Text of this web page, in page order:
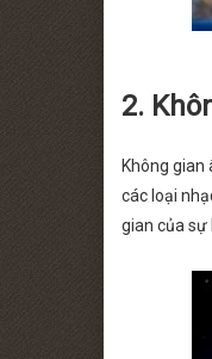
2.
Không
các loại
gian của sự